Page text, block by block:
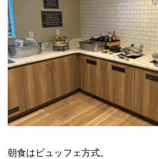
朝食はビュッフェ方式。